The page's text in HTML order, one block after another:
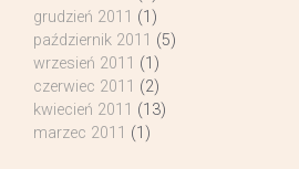
grudzień 2011 (1)
październik 2011 (5)
wrzesień 2011 (1)
czerwiec 2011 (2)
kwiecień 2011 (13)
marzec 2011 (1)